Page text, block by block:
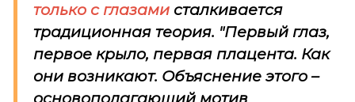
только с глазами сталкивается
традиционная теория. "Первый глаз,
первое крыло, первая плацента. Как
они возникают. Объяснение этого –